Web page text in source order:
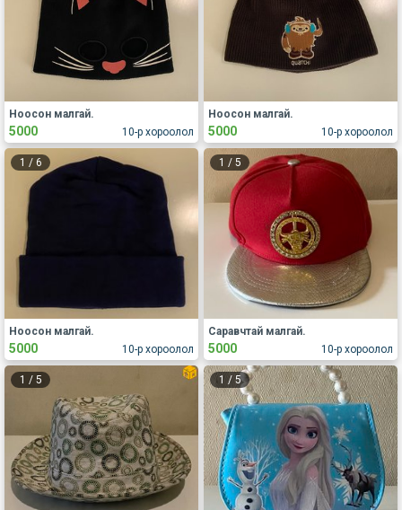
10-р хороолол
Ноосон малгай.
5000 10-р хороолол
Ноосон малгай.
5000
1 / 6
10-р хороолол
Ноосон малгай.
5000
1 / 5
10-р хороолол
Саравчтай малгай.
5000
1 / 5 1 / 5